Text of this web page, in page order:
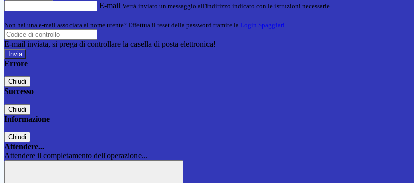
E-mail Verrà inviato un messaggio all'indirizzo indicato con le istruzioni necessarie.
Non hai una e-mail associata al nome utente? Effettua il reset della password tramite la Login Spaggiari
E-mail inviata, si prega di controllare la casella di posta elettronica!
Errore
Chiudi
Successo
Chiudi
Informazione
Chiudi
Attendere...
Attendere il completamento dell'operazione...